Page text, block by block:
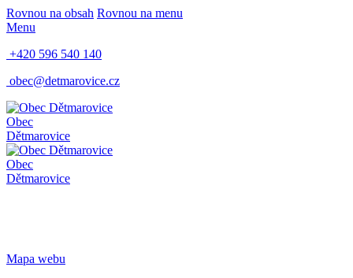
Rovnou na obsah Rovnou na menu
Menu
+420 596 540 140
obec@detmarovice.cz
Obec
Dětmarovice
Obec
Dětmarovice
Mapa webu